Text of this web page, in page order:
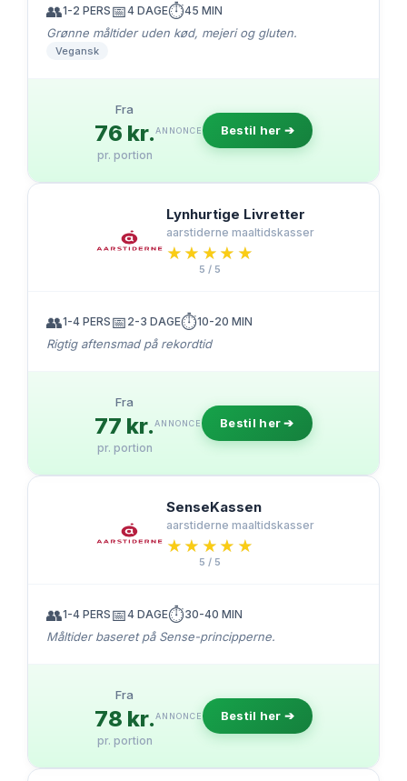
👥1-2 PERS 📅4 DAGE⏱️45 MIN
Grønne måltider uden kød, mejeri og gluten.
Vegansk
Fra
76 kr.
pr. portion
ANNONCE Bestil her ➔
Lynhurtige Livretter
aarstiderne maaltidskasser
★★★★★
★★★★★
5 / 5
👥1-4 PERS 📅 2-3 DAGE⏱️10-20 MIN
Rigtig aftensmad på rekordtid
Fra
77 kr.
pr. portion
ANNONCE Bestil her ➔
SenseKassen
aarstiderne maaltidskasser
★★★★★
★★★★★
5 / 5
👥1-4 PERS 📅4 DAGE⏱️30-40 MIN
Måltider baseret på Sense-principperne.
Fra
78 kr.
pr. portion
ANNONCE Bestil her ➔